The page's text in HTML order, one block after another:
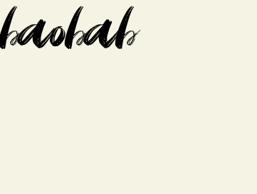
baobab